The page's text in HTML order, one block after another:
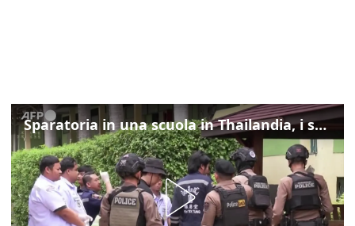
Sparatoria in una scuola in Thailandia, i soccorsi sul posto